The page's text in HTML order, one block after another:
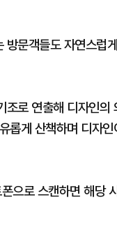
문객들도 자연스럽
조로 연출해 디자인
롭게 산책하며 디자
으로 스캔하면 해당